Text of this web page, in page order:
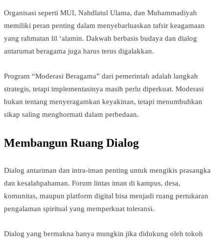
Organisasi seperti MUI, Nahdlatul Ulama, dan Muhammadiyah
memiliki peran penting dalam menyebarluaskan tafsir keagamaan
yang rahmatan lil ‘alamin. Dakwah berbasis budaya dan dialog
antarumat beragama juga harus terus digalakkan.
Program “Moderasi Beragama” dari pemerintah adalah langkah
strategis, tetapi implementasinya masih perlu diperkuat. Moderasi
bukan tentang menyeragamkan keyakinan, tetapi menumbuhkan
sikap saling menghormati dalam perbedaan.
Membangun Ruang Dialog
Dialog antariman dan intra-iman penting untuk mengikis prasangka
dan kesalahpahaman. Forum lintas iman di kampus, desa,
komunitas, maupun platform digital bisa menjadi ruang pertukaran
pengalaman spiritual yang memperkuat toleransi.
Dialog yang bermakna hanya mungkin jika didukung oleh tokoh